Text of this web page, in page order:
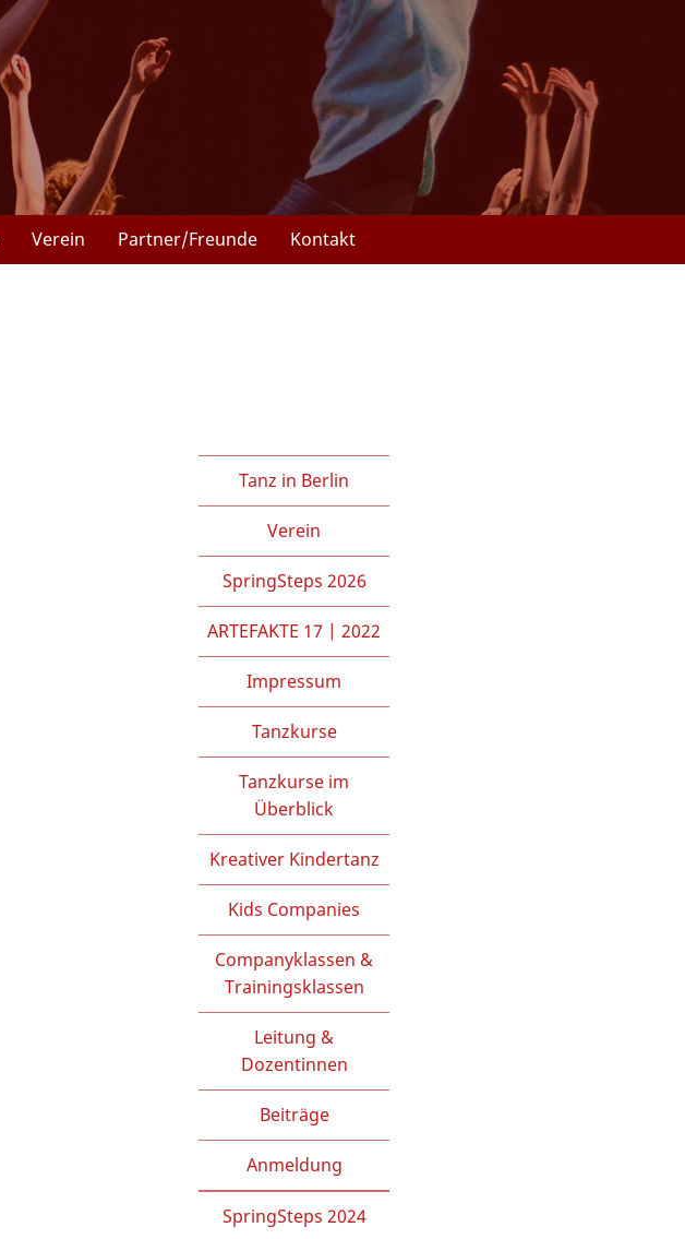
Verein Partner/Freunde Kontakt
Tanz in Berlin
Verein
SpringSteps 2026
ARTEFAKTE 17 | 2022
Impressum
Tanzkurse
Tanzkurse im
Überblick
Kreativer Kindertanz
Kids Companies
Companyklassen &
Trainingsklassen
Leitung &
Dozentinnen
Beiträge
Anmeldung
SpringSteps 2024